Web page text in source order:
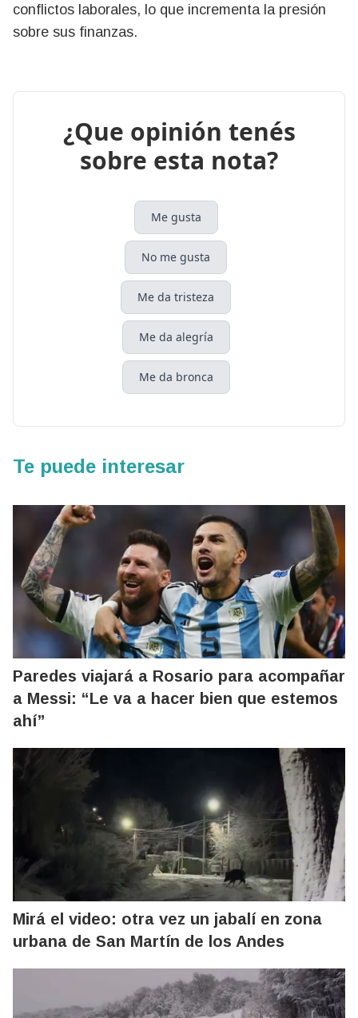
conflictos laborales, lo que incrementa la presión
sobre sus finanzas.
¿Que opinión tenés
sobre esta nota?
Me gusta
No me gusta
Me da tristeza
Me da alegría
Me da bronca
Te puede interesar
Paredes viajará a Rosario para acompañar
a Messi: “Le va a hacer bien que estemos
ahí”
Mirá el video: otra vez un jabalí en zona
urbana de San Martín de los Andes